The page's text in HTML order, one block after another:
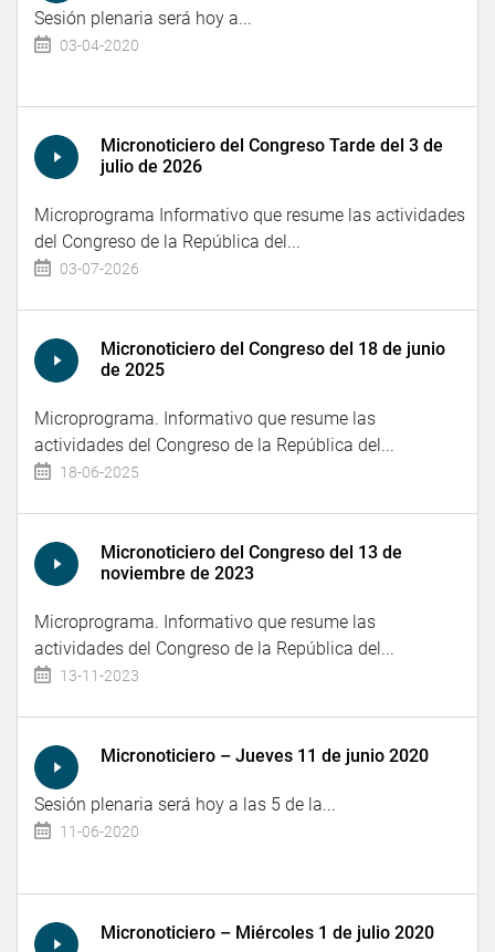
Sesión plenaria será hoy a...
03-04-2020
Micronoticiero del Congreso Tarde del 3 de
julio de 2026
Microprograma Informativo que resume las actividades
del Congreso de la República del...
03-07-2026
Micronoticiero del Congreso del 18 de junio
de 2025
Microprograma. Informativo que resume las
actividades del Congreso de la República del...
18-06-2025
Micronoticiero del Congreso del 13 de
noviembre de 2023
Microprograma. Informativo que resume las
actividades del Congreso de la República del...
13-11-2023
Micronoticiero – Jueves 11 de junio 2020
Sesión plenaria será hoy a las 5 de la...
11-06-2020
Micronoticiero – Miércoles 1 de julio 2020